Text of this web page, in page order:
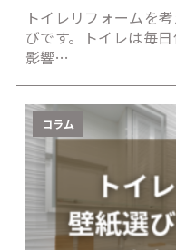
トイレリフォームを
びです。トイレは毎
影響…
コラム